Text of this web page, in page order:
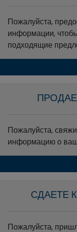
Пожалуйста,
информации,
подходящие
Пожалуйста,
информацию о
СДАЕТЕ
Пожалуйста,